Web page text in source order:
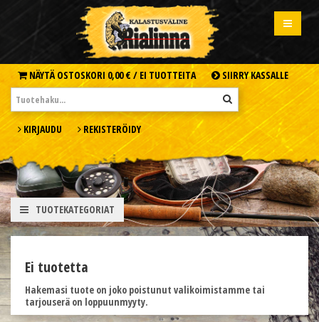
NÄYTÄ OSTOSKORI 0,00 € / EI TUOTTEITA SIIRRY KASSALLE
KIRJAUDU REKISTERÖIDY
TUOTEKATEGORIAT
Ei tuotetta
Hakemasi tuote on joko poistunut valikoimistamme tai
tarjouserä on loppuunmyyty.